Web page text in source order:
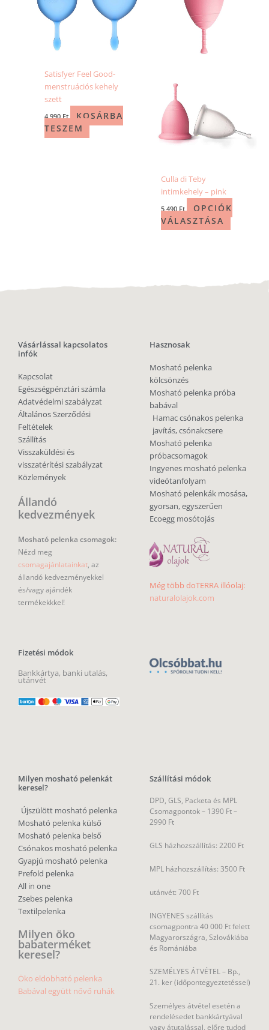
Satisfyer Feel Good-
menstruációs kehely
szett
4 990 Ft
KOSÁRBA
TESZEM
Culla di Teby
intimkehely – pink
5 490 Ft
OPCIÓK
VÁLASZTÁSA
Vásárlással kapcsolatos
infók
Kapcsolat
Egészségpénztári számla
Adatvédelmi szabályzat
Általános Szerződési
Feltételek
Szállítás
Visszaküldési és
visszatérítési szabályzat
Közlemények
Állandó
kedvezmények
Mosható pelenka csomagok:
Nézd meg
csomagajánlatainkat, az
állandó kedvezményekkel
és/vagy ajándék
termékekkkel!
Fizetési módok
Bankkártya, banki utalás,
utánvét
Hasznosak
Mosható pelenka
kölcsönzés
Mosható pelenka próba
babával
Hamac csónakos pelenka
javítás, csónakcsere
Mosható pelenka
próbacsomagok
Ingyenes mosható pelenka
videótanfolyam
Mosható pelenkák mosása,
gyorsan, egyszerűen
Ecoegg mosótojás
Még több doTERRA illóolaj:
naturalolajok.com
Milyen mosható pelenkát
keresel?
Újszülött mosható pelenka
Mosható pelenka külső
Mosható pelenka belső
Csónakos mosható pelenka
Gyapjú mosható pelenka
Prefold pelenka
All in one
Zsebes pelenka
Textilpelenka
Milyen öko
babaterméket
keresel?
Öko eldobható pelenka
Babával együtt nővő ruhák
Szállítási módok
DPD, GLS, Packeta és MPL
Csomagpontok – 1390 Ft –
2990 Ft
GLS házhozszállítás: 2200 Ft
MPL házhozszállítás: 3500 Ft
utánvét: 700 Ft
INGYENES szállítás
csomagpontra 40 000 Ft felett
Magyarországra, Szlovákiába
és Romániába
SZEMÉLYES ÁTVÉTEL – Bp.,
21. ker (időpontegyeztetéssel)
Személyes átvétel esetén a
rendelésedet bankkártyával
vagy átutalással, előre tudod